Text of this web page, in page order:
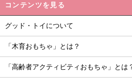
コンテンツを見る
グッド・トイについて
「木育おもちゃ」とは？
「高齢者アクティビティおもちゃ」とは